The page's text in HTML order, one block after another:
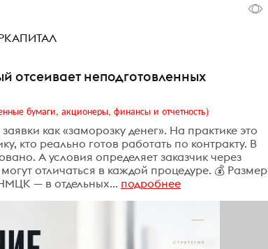
отсеивает неподготовленных
бумаги, акционеры, финансы и отчетность)
как «заморозку денег». На практике это
кто реально готов работать по контракту. В
А условия определяет заказчик через
отличаться в каждой процедуре. 💰 Размер
— в отдельных... подробнее